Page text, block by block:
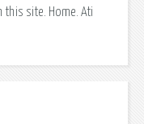
this site. Home. Ati